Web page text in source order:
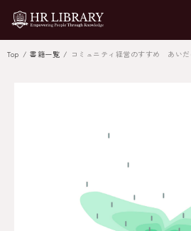
Top 書籍一覧 コミュニティ経営のすすめ あい